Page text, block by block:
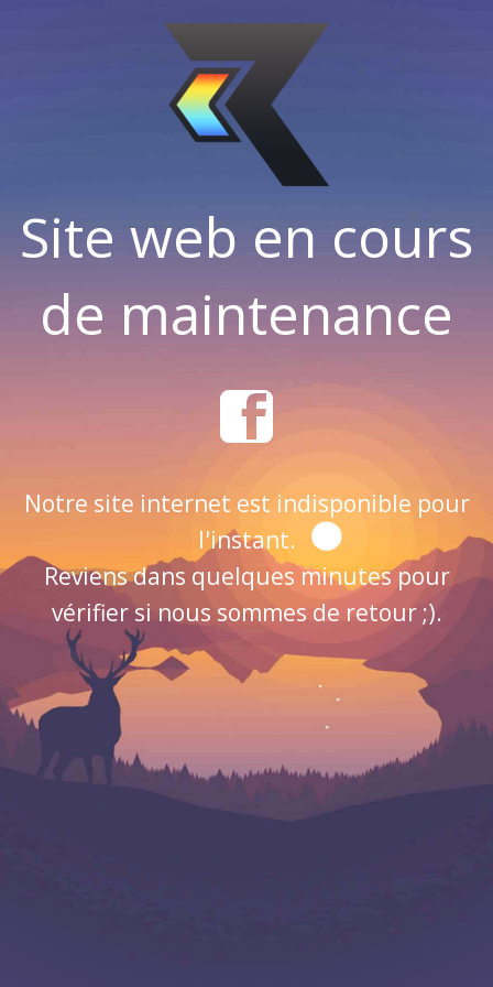
Site web en cours
de maintenance
Notre site internet est indisponible pour
l'instant.
Reviens dans quelques minutes pour
vérifier si nous sommes de retour ;).